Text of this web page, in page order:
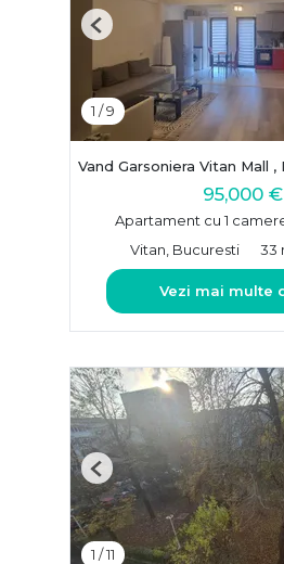
1 /9
Previous
Vand Garsoniera Vitan Mall
95,000 €
Apartament cu 1
Vitan, Bucuresti
33
Vezi mai multe
1 /11
Previous